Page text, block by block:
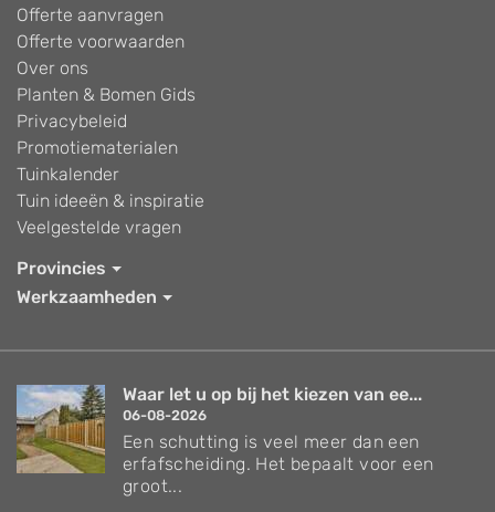
Offerte aanvragen
Offerte voorwaarden
Over ons
Planten & Bomen Gids
Privacybeleid
Promotiematerialen
Tuinkalender
Tuin ideeën & inspiratie
Veelgestelde vragen
Provincies
Werkzaamheden
Waar let u op bij het kiezen van ee...
06-08-2026
Een schutting is veel meer dan een
erfafscheiding. Het bepaalt voor een
groot...